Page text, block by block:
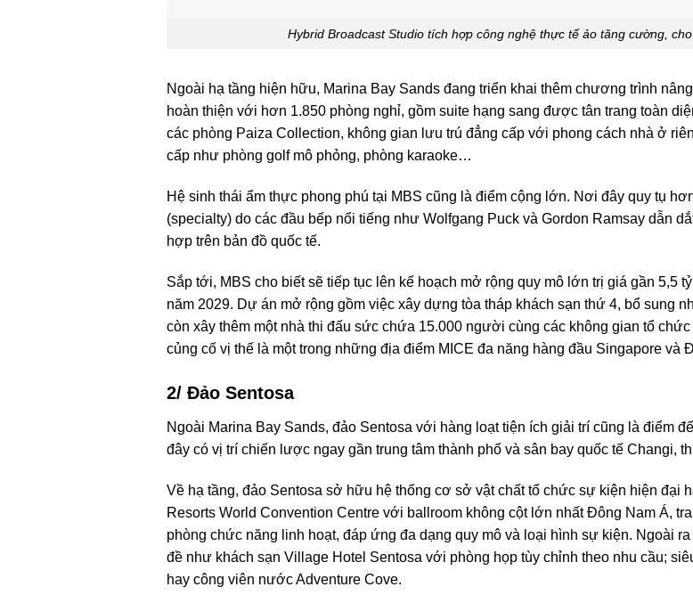
Hybrid Broadcast Studio tích hợp công nghệ thực tế ảo tăng cường,
Ngoài hạ tầng hiện hữu, Marina Bay Sands đang triển khai thêm chương trình
hoàn thiện với hơn 1.850 phòng nghỉ, gồm suite hạng sang được tân trang toàn
các phòng Paiza Collection, không gian lưu trú đẳng cấp với phong cách nhà ở
cấp như phòng golf mô phỏng, phòng karaoke…
Hệ sinh thái ẩm thực phong phú tại MBS cũng là điểm cộng lớn. Nơi đây quy tụ
(specialty) do các đầu bếp nổi tiếng như Wolfgang Puck và Gordon Ramsay dẫn
hợp trên bản đồ quốc tế.
Sắp tới, MBS cho biết sẽ tiếp tục lên kế hoạch mở rộng quy mô lớn trị giá gần 5,5
năm 2029. Dự án mở rộng gồm việc xây dựng tòa tháp khách sạn thứ 4, bổ sung
còn xây thêm một nhà thi đấu sức chứa 15.000 người cùng các không gian tổ
củng cố vị thế là một trong những địa điểm MICE đa năng hàng đầu Singapore và
2/ Đảo Sentosa
Ngoài Marina Bay Sands, đảo Sentosa với hàng loạt tiện ích giải trí cũng là điểm
đây có vị trí chiến lược ngay gần trung tâm thành phố và sân bay quốc tế Changi,
Về hạ tầng, đảo Sentosa sở hữu hệ thống cơ sở vật chất tổ chức sự kiện hiện đại
Resorts World Convention Centre với ballroom không cột lớn nhất Đông Nam Á,
phòng chức năng linh hoạt, đáp ứng đa dạng quy mô và loại hình sự kiện. Ngoài
đề như khách sạn Village Hotel Sentosa với phòng họp tùy chỉnh theo nhu cầu;
hay công viên nước Adventure Cove.